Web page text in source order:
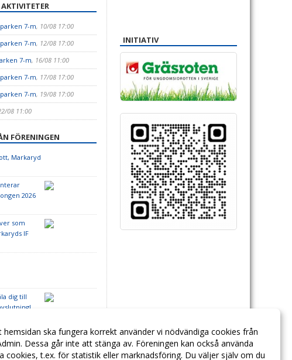
7-m, 10/08 17:00
7-m, 12/08 17:00
7-m, 16/08 11:00
7-m, 17/08 17:00
7-m, 19/08 17:00
08 11:00
FÖRENINGEN
Markaryd
2026
som
IF
dig till
INITIATIV
hemsidan ska fungera korrekt använder vi nödvändiga cookies från
Dessa går inte att stänga av. Föreningen kan också använda
cookies, t.ex. för statistik eller marknadsföring. Du väljer själv om du